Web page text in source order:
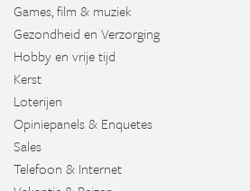
Games, film & muziek
Gezondheid en Verzorging
Hobby en vrije tijd
Kerst
Loterijen
Opiniepanels & Enquetes
Sales
Telefoon & Internet